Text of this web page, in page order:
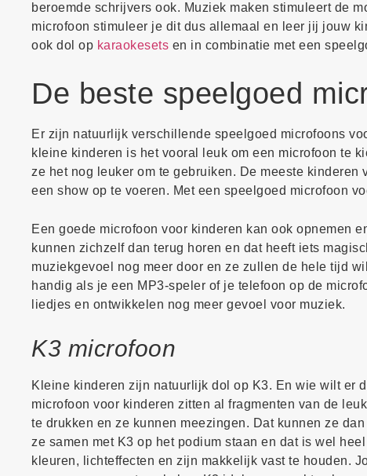
beroemde schrijvers ook. Muziek maken stimuleert de
microfoon stimuleer je dit dus allemaal en leer jij jouw
ook dol op karaokesets en in combinatie met een
De beste speelgoed
Er zijn natuurlijk verschillende speelgoed microfoons
kleine kinderen is het vooral leuk om een microfoon te
ze het nog leuker om te gebruiken. De meeste
een show op te voeren. Met een speelgoed microfoon
Een goede microfoon voor kinderen kan ook opnemen
kunnen zichzelf dan terug horen en dat heeft iets
muziekgevoel nog meer door en ze zullen de hele tijd
handig als je een MP3-speler of je telefoon op de
liedjes en ontwikkelen nog meer gevoel voor muziek.
K3 microfoon
Kleine kinderen zijn natuurlijk dol op K3. En wie wilt er
microfoon voor kinderen zitten al fragmenten van de
te drukken en ze kunnen meezingen. Dat kunnen ze
ze samen met K3 op het podium staan en dat is wel
kleuren, lichteffecten en zijn makkelijk vast te houden.